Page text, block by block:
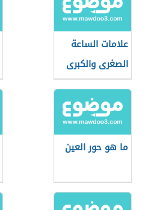
علامات الساعة
الصغرى والكبرى
بالترتيب
ما هو حور العين